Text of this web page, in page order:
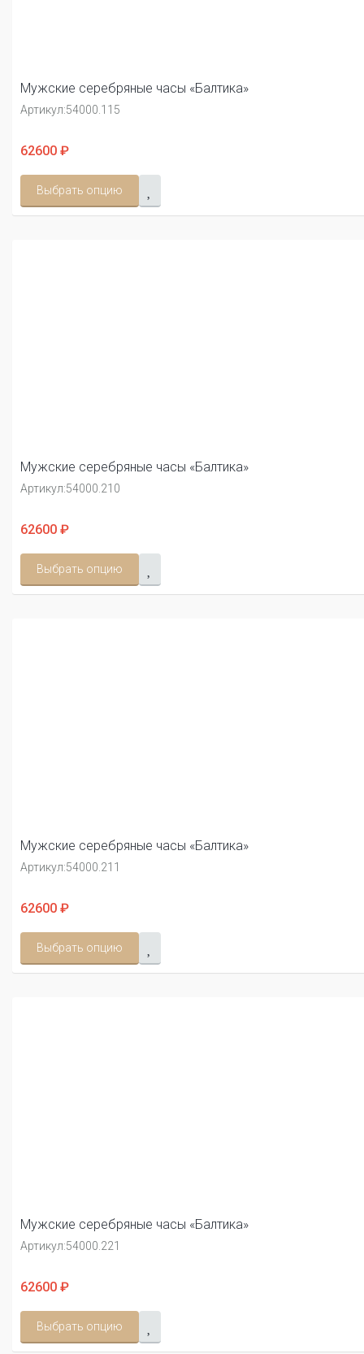
Мужские серебряные часы «Балтика»
Артикул:54000.115
62600 ₽
Выбрать опцию
Мужские серебряные часы «Балтика»
Артикул:54000.210
62600 ₽
Выбрать опцию
Мужские серебряные часы «Балтика»
Артикул:54000.211
62600 ₽
Выбрать опцию
Мужские серебряные часы «Балтика»
Артикул:54000.221
62600 ₽
Выбрать опцию